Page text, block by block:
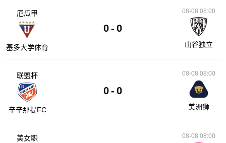
厄瓜甲
基多大学体育
0 - 0
08-08 08:00
山谷独立
联盟杯
辛辛那提FC
0 - 0
08-08 08:00
美洲狮
美女职 08-08 08:00